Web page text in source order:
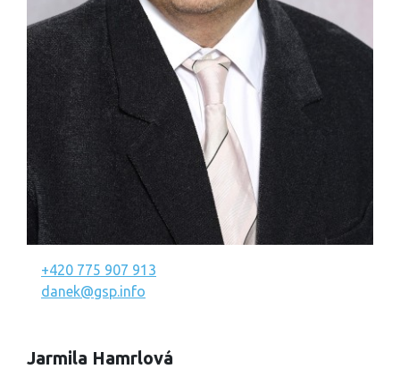
+420 775 907 913
danek@gsp.info
Jarmila Hamrlová